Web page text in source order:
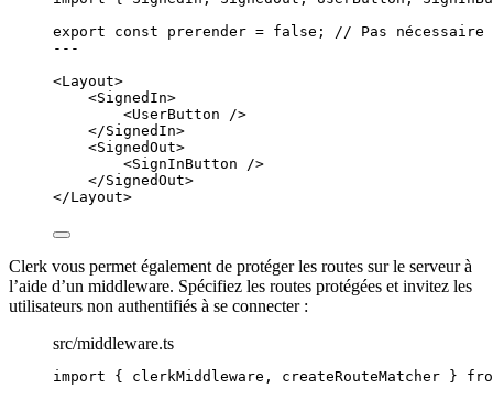
export const prerender = false ;
// Pas nécessaire
---
<Layout>
<SignedIn>
<UserButton />
</SignedIn>
<SignedOut>
<SignInButton />
</SignedOut>
</Layout>
Clerk vous permet également de protéger les routes sur le serveur à
l’aide d’un middleware. Spécifiez les routes protégées et invitez les
utilisateurs non authentifiés à se connecter :
src/middleware.ts
import { clerkMiddleware, createRouteMatcher }